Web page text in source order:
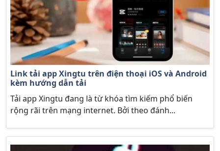
Link tải app Xingtu trên điện thoại iOS và Android
kèm hướng dẫn tải
Tải app Xingtu đang là từ khóa tìm kiếm phổ biến
rộng rãi trên mạng internet. Bởi theo đánh...